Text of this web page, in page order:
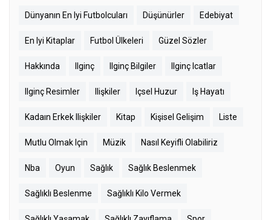
Dünyanın En Iyi Futbolcuları Düşünürler Edebiyat
En Iyi Kitaplar Futbol Ülkeleri Güzel Sözler
Hakkında Ilginç Ilginç Bilgiler Ilginç Icatlar
Ilginç Resimler Ilişkiler Içsel Huzur Iş Hayatı
Kadaın Erkek Ilişkiler Kitap Kişisel Gelişim Liste
Mutlu Olmak Için Müzik Nasıl Keyifli Olabiliriz
Nba Oyun Sağlık Sağlık Beslenmek
Sağlıklı Beslenme Sağlıklı Kilo Vermek